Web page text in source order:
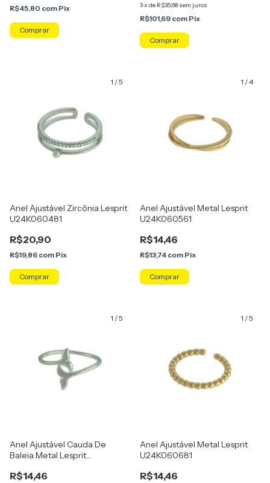
R$45,80 com Pix 3x de R$35,68 sem juros
R$101,69 com Pix
1 /5
Anel Ajustável Zircônia Lesprit
U24K060481
R$20,90
R$19,86 com Pix
Comprar
1 /4
Anel Ajustável Metal Lesprit
U24K060561
R$14,46
R$13,74 com Pix
Comprar
1 /5
Anel Ajustável Cauda De
Baleia Metal Lesprit
R$14,46
1 /5
Anel Ajustável Metal Lesprit
U24K060681
R$14,46